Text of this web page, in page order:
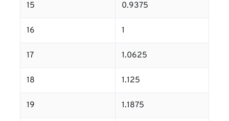
15 0.9375
16 1
17 1.0625
18 1.125
19 1.1875